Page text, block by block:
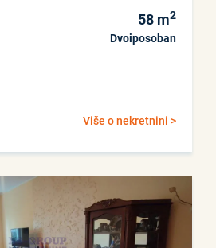
58 m2
Dvoiposoban
Više o nekretnini >